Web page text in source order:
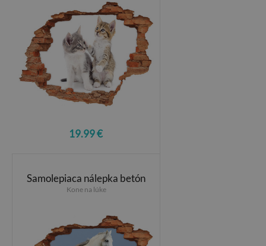
19.99 €
Samolepiaca nálepka betón
Kone na lúke